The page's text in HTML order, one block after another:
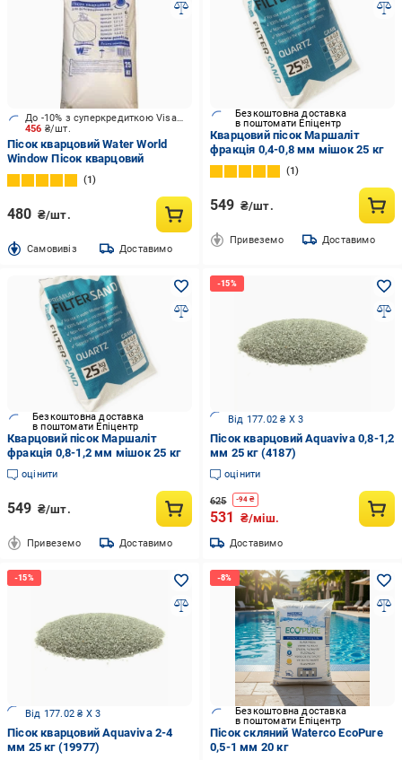
456 ₴/шт.
До -10% з суперкредиткою Visa Вигода
Пісок кварцовий Water World
Window Пісок кварцовий
1
480 ₴/шт.
Cамовивіз Доставимо
Безкоштовна доставка
в поштомати Епіцентр
Кварцовий пісок Маршаліт
фракція 0,4-0,8 мм мішок 25 кг
1
549 ₴/шт.
Привеземо Доставимо
Безкоштовна доставка
в поштомати Епіцентр
Кварцовий пісок Маршаліт
фракція 0,8-1,2 мм мішок 25 кг
оцінити
549 ₴/шт.
Привеземо Доставимо
Від 177.02 ₴ X 3
Пісок кварцовий Aquaviva 0,8-1,2
мм 25 кг (4187)
оцінити
625 -94 ₴
531 ₴/міш.
Доставимо
Від 177.02 ₴ X 3
Пісок кварцовий Aquaviva 2-4
мм 25 кг (19977)
Безкоштовна доставка
в поштомати Епіцентр
Пісок скляний Waterco EcoPure
0,5-1 мм 20 кг